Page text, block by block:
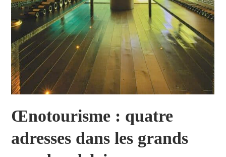
Œnotourisme : quatre
adresses dans les grands